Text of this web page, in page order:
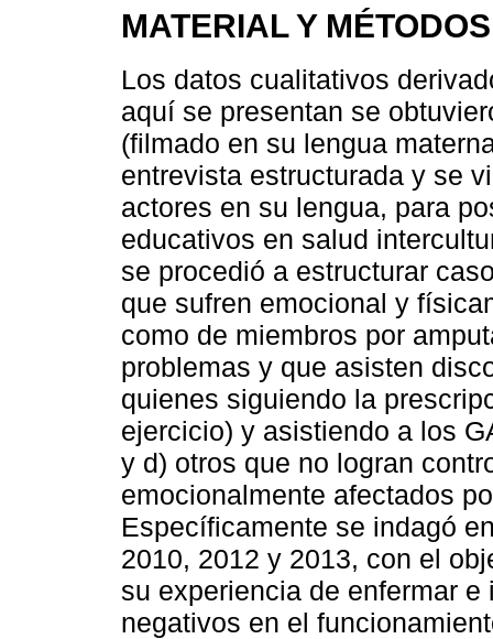
MATERIAL Y MÉTODOS
Los datos cualitativos
aquí se presentan se
(filmado en su lengua
entrevista estructurada y se
actores en su lengua, para
educativos en salud
se procedió a estructurar
que sufren emocional y
como de miembros por
problemas y que asisten
quienes siguiendo la
ejercicio) y asistiendo a los
y d) otros que no logran
emocionalmente afectados
Específicamente se indagó
2010, 2012 y 2013, con el
su experiencia de enfermar
negativos en el